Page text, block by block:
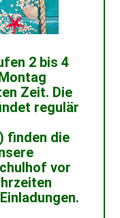
2 bis 4
Zeit. Die
regulär
finden die
vor